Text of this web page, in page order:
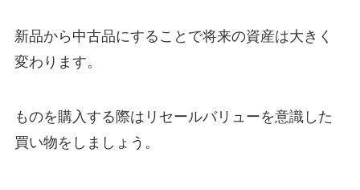
新品から中古品にすることで将来の資産は大きく
変わります。
ものを購入する際はリセールバリューを意識した
買い物をしましょう。